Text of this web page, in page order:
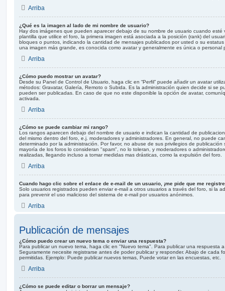
Arriba
¿Qué es la imagen al lado de mi nombre de usuario?
Hay dos imágenes que pueden aparecer debajo de su nombre de usuario cuando
plantilla que utilice el foro, la primera imagen está asociada a la posición (rank) del
bloques o puntos, indicando la cantidad de mensajes publicados por usted o su
una imagen más grande, es conocida como avatar y generalmente es única o personal
Arriba
¿Cómo puedo mostrar un avatar?
Desde su Panel de Control de Usuario, haga clic en “Perfil” puede añadir un avatar
métodos: Gravatar, Galería, Remoto o Subida. Es la administración quien decide si se
pueden ser publicadas. En caso de que no este disponible la opción de avatar,
activada.
Arriba
¿Cómo se puede cambiar mi rango?
Los rangos aparecen debajo del nombre de usuario e indican la cantidad de
del mismo dentro del foro, e.j. moderadores y administradores. En general, no puede
determinado por la administración. Por favor, no abuse de sus privilegios de
mayoría de los foros lo consideran "spam", no lo toleran, y moderadores o
realizadas, llegando incluso a tomar medidas mas drásticas, como la expulsión del foro.
Arriba
Cuando hago clic sobre el enlace de e-mail de un usuario, ¡me pide que me
Solo usuarios registrados pueden enviar e-mail a otros usuarios a través del foro, si la
para prevenir el uso malicioso del sistema de e-mail por usuarios anónimos.
Arriba
Publicación de mensajes
¿Cómo puedo crear un nuevo tema o enviar una respuesta?
Para publicar un nuevo tema, haga clic en "Nuevo tema". Para publicar una respuesta
Seguramente necesite registrarse antes de poder publicar y responder. Abajo de cada
permitidas. Ejemplo: Puede publicar nuevos temas, Puede votar en las encuestas, etc.
Arriba
¿Cómo se puede editar o borrar un mensaje?